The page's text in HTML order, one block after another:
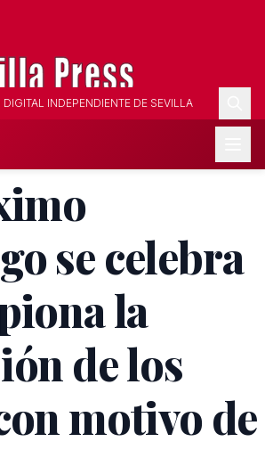
DIGITAL INDEPENDIENTE DE SEVILLA
se celebra
la
de los
motivo de